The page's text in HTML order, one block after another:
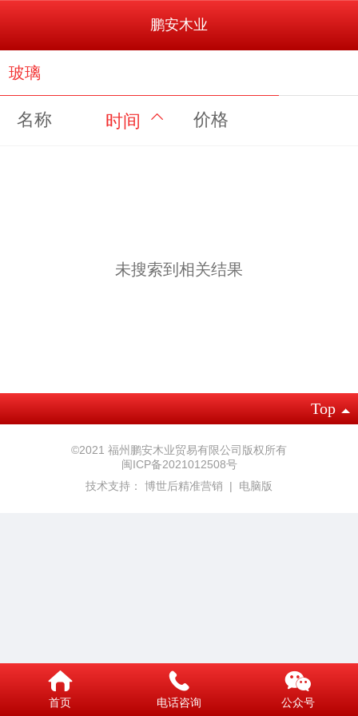
鹏安木业
玻璃
名称 时间 价格
未搜索到相关结果
Top
©2021 福州鹏安木业贸易有限公司版权所有
闽ICP备2021012508号
技术支持： 博世后精准营销 | 电脑版
首页 电话咨询 公众号